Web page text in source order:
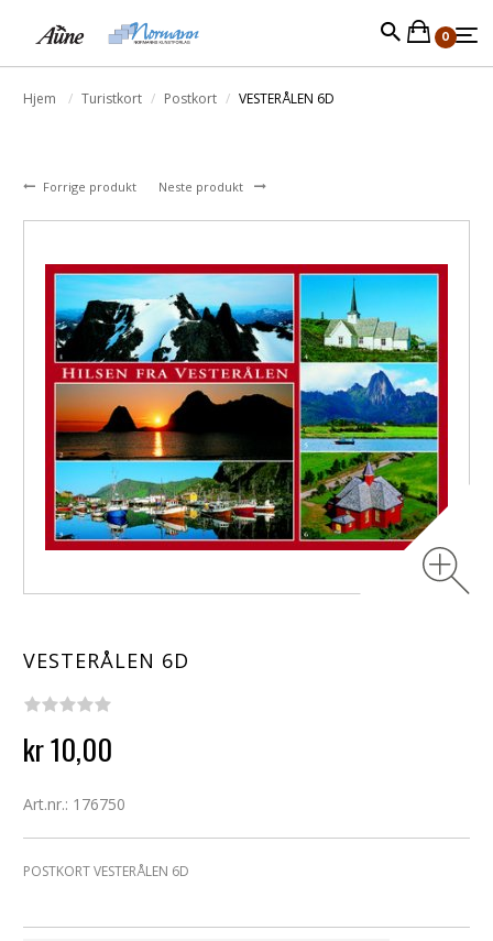
0
Hjem Turistkort Postkort VESTERÅLEN 6D
Forrige produkt Neste produkt
VESTERÅLEN 6D
kr 10,00
Art.nr.: 176750
POSTKORT VESTERÅLEN 6D